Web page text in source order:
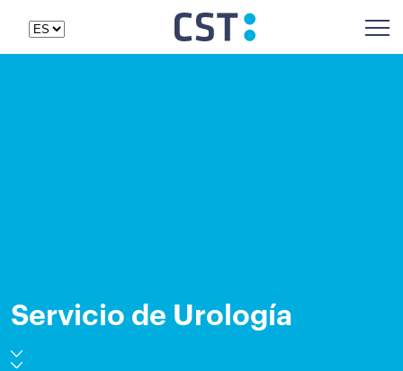
Servicio de Urología